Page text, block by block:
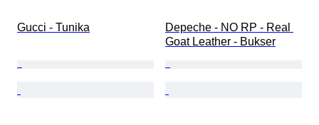
Gucci - Tunika
Depeche - NO RP - Real
Goat Leather - Bukser